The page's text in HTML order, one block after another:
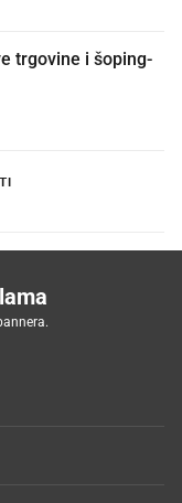
trgovine i šoping-